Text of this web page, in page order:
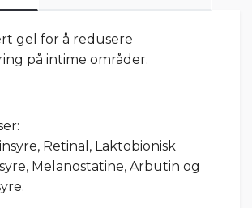
gel for å redusere
på intime områder.
Retinal, Laktobionisk
Melanostatine, Arbutin og